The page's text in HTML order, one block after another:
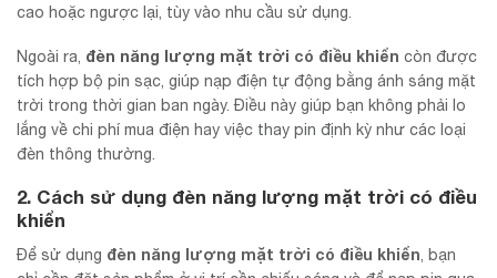
cao hoặc ngược lại, tùy vào nhu cầu sử dụng.
Ngoài ra, đèn năng lượng mặt trời có điều khiển còn được
tích hợp bộ pin sạc, giúp nạp điện tự động bằng ánh sáng mặt
trời trong thời gian ban ngày. Điều này giúp bạn không phải lo
lắng về chi phí mua điện hay việc thay pin định kỳ như các loại
đèn thông thường.
2. Cách sử dụng đèn năng lượng mặt trời có điều
khiển
Để sử dụng đèn năng lượng mặt trời có điều khiển , bạn